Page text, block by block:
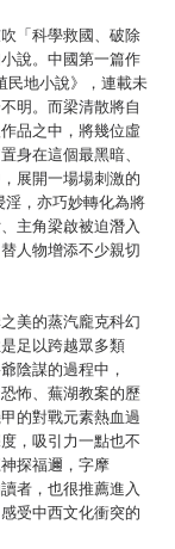
「科學救國、破除
說。中國第一篇作
地小說》，連載未
明。而梁清散將自
品之中，將幾位虛
身在這個最黑暗、
展開一場場刺激的
，亦巧妙轉化為將
主角梁啟被迫潛入
人物增添不少親切
美的蒸汽龐克科幻
足以跨越眾多類
陰謀的過程中，
怖、蕪湖教案的歷
的對戰元素熱血過
，吸引力一點也不
探福邇，字摩
者，也很推薦進入
受中西文化衝突的